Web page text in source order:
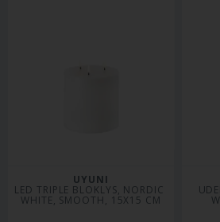
UYUNI
LED TRIPLE BLOKLYS, NORDIC
WHITE, SMOOTH, 15X15 CM